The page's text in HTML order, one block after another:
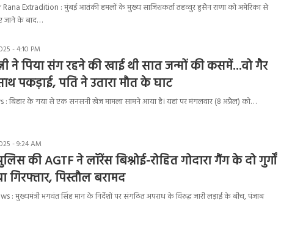
Extradition : मुंबई आतंकी हमलों के मुख्य साजिशकर्ता तहव्वुर हुसैन राणा को अमेरिका से
जाने के बाद…
- 4:10 PM
ने पिया संग रहने की खाई थी सात जन्मों की कसमें…वो गैर
पकड़ाई, पति ने उतारा मौत के घाट
: बिहार के गया से एक सनसनी खेज मामला सामने आया है। यहां पर मंगलवार (8 अप्रैल) को…
- 9:24 AM
की AGTF ने लॉरेंस बिश्नोई-रोहित गोदारा गैंग के दो गुर्गों
गिरफ्तार, पिस्तौल बरामद
: मुख्यमंत्री भगवंत सिंह मान के निर्देशों पर संगठित अपराध के विरुद्ध जारी लड़ाई के बीच, पंजाब